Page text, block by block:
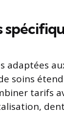
adaptées
soins
tarifs